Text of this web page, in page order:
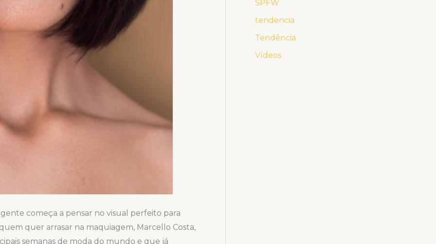
começa a pensar no visual perfeito para
quer arrasar na maquiagem, Marcello Costa,
semanas de moda do mundo e que já
SPFW
tendencia
Tendência
Vídeos